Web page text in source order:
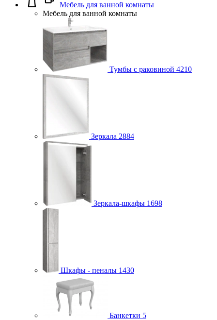
Мебель для ванной комнаты
Мебель для ванной комнаты
Тумбы с раковиной 4210
Зеркала 2884
Зеркала-шкафы 1698
Шкафы - пеналы 1430
Банкетки 5